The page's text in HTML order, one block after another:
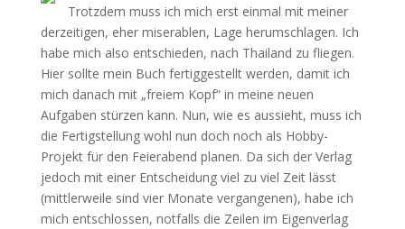
Trotzdem muss ich mich erst einmal mit meiner
derzeitigen, eher miserablen, Lage herumschlagen. Ich
habe mich also entschieden, nach Thailand zu fliegen.
Hier sollte mein Buch fertiggestellt werden, damit ich
mich danach mit „freiem Kopf“ in meine neuen
Aufgaben stürzen kann. Nun, wie es aussieht, muss ich
die Fertigstellung wohl nun doch noch als Hobby-
Projekt für den Feierabend planen. Da sich der Verlag
jedoch mit einer Entscheidung viel zu viel Zeit lässt
(mittlerweile sind vier Monate vergangenen), habe ich
mich entschlossen, notfalls die Zeilen im Eigenverlag